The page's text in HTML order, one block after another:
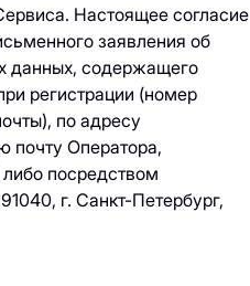
Настоящее согласие
заявления об
данных, содержащего
регистрации (номер
по адресу
почту Оператора,
либо посредством
г. Санкт-Петербург,